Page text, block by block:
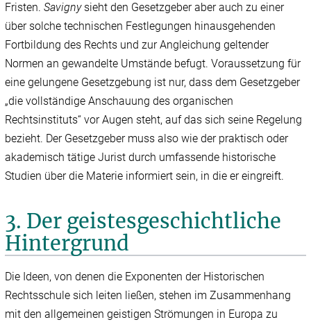
Fristen.Savignysieht den Gesetzgeber aber auch zu einer
über solche technischen Festlegungen hinausgehenden
Fortbildung des Rechts und zur Angleichung geltender
Normen an gewandelte Umstände befugt. Voraussetzung für
eine gelungene Gesetzgebung ist nur, dass dem Gesetzgeber
„die vollständige Anschauung des organischen
Rechtsinstituts“ vor Augen steht, auf das sich seine Regelung
bezieht. Der Gesetzgeber muss also wie der praktisch oder
akademisch tätige Jurist durch umfassende historische
Studien über die Materie informiert sein, in die er eingreift.
3. Der geistesgeschichtliche
Hintergrund
Die Ideen, von denen die Exponenten der Historischen
Rechtsschule sich leiten ließen, stehen im Zusammenhang
mit den allgemeinen geistigen Strömungen in Europa zu